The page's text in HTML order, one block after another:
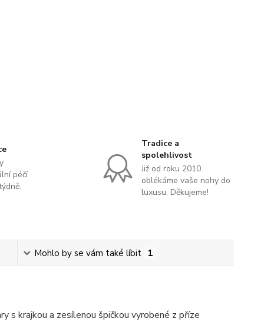
péčí
Tradice a
spolehlivost
Již od roku 2010
oblékáme vaše nohy do
luxusu. Děkujeme!
Mohlo by se vám také líbit 1
s krajkou a zesílenou špičkou vyrobené z příze